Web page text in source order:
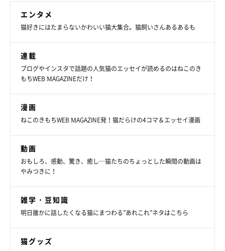
＠dochi.as
さらにこだわりのポイントは、
なります。作り手ともども、勝手ながらみなさんを応援する気持
そんなご夫婦の想いが詰まっている作品は、新生活をともにする
アイテムにぴったり！
エンタメ
猫好きにはたまらないかわいい猫大集合。猫飼いさんあるあるも
連載
ブログやインスタで話題の人気猫のエッセイが読めるのはねこのき
もちWEB MAGAZINEだけ！
漫画
ねこのきもちWEB MAGAZINE発！猫だらけの4コマ＆エッセイ漫画
動画
おもしろ、感動、驚き、癒し…猫たちのちょっとした瞬間の動画は
やみつきに！
雑学・豆知識
明日誰かに話したくなる猫にまつわる”あれこれ”ネタはこちら
猫グッズ